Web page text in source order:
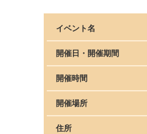
イベント名
開催日・開催期間
開催時間
開催場所
住所